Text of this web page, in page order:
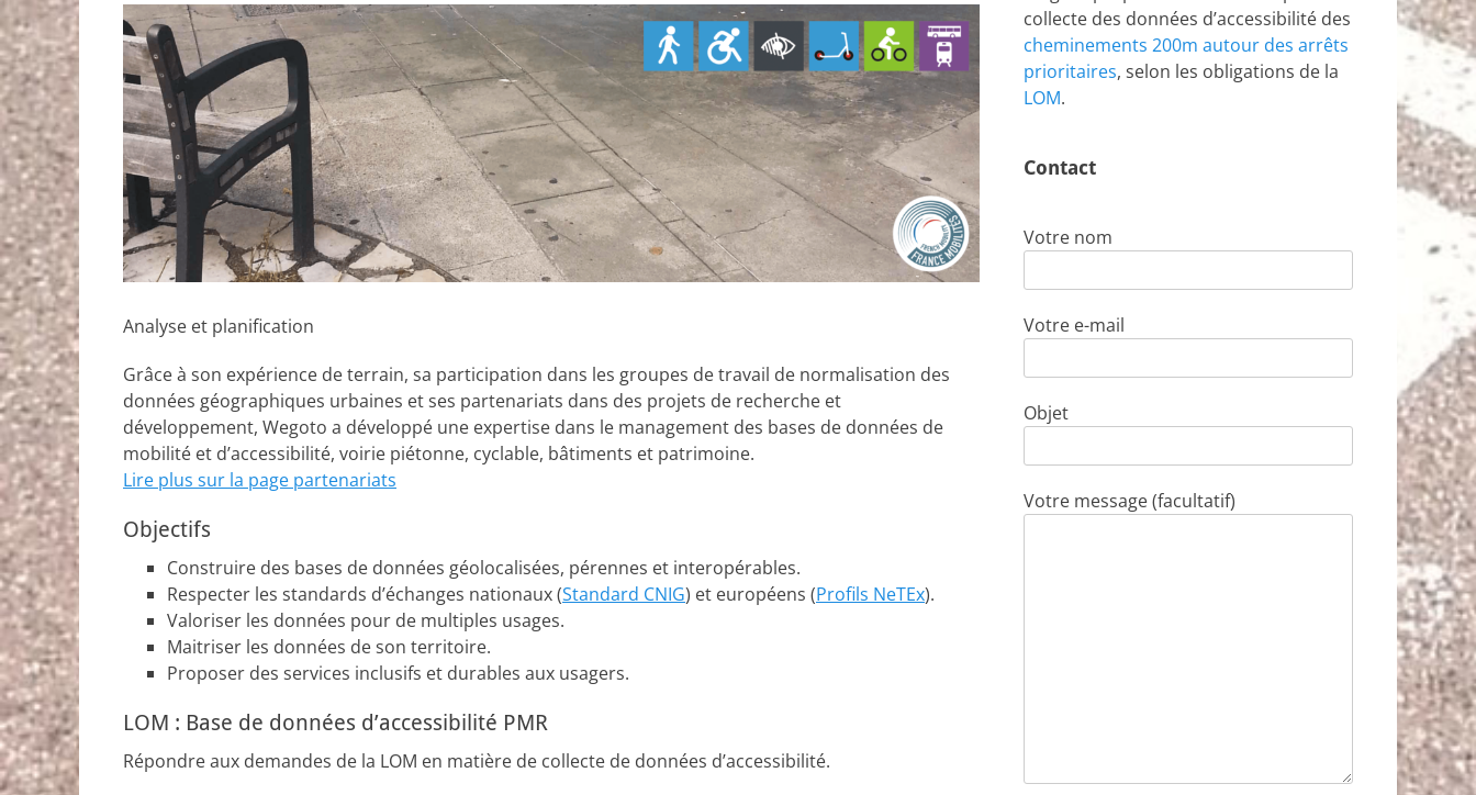
Analyse et planification
Grâce à son expérience de terrain, sa participation dans les groupes de travail de normalisation des
données géographiques urbaines et ses partenariats dans des projets de recherche et
développement, Wegoto a développé une expertise dans le management des bases de données de
mobilité et d’accessibilité, voirie piétonne, cyclable, bâtiments et patrimoine.
Lire plus sur la page partenariats
Objectifs
Construire des bases de données géolocalisées, pérennes et interopérables.
Respecter les standards d’échanges nationaux (Standard CNIG) et européens (Profils NeTEx).
Valoriser les données pour de multiples usages.
Maitriser les données de son territoire.
Proposer des services inclusifs et durables aux usagers.
LOM : Base de données d’accessibilité PMR
Répondre aux demandes de la LOM en matière de collecte de données d’accessibilité.
collecte des données d’accessibilité des
cheminements 200m autour des arrêts
prioritaires, selon les obligations de la
LOM.
Contact
Votre nom
Votre e-mail
Objet
Votre message (facultatif)